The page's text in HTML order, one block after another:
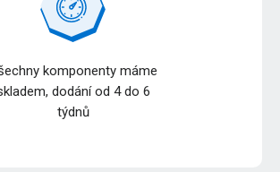
komponenty máme
dodání od 4 do 6
týdnů